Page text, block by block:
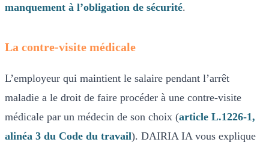
manquement à l’obligation de sécurité.
La contre-visite médicale
L’employeur qui maintient le salaire pendant l’arrêt
maladie a le droit de faire procéder à une contre-visite
médicale par un médecin de son choix (article L.1226-1,
alinéa 3 du Code du travail). DAIRIA IA vous explique